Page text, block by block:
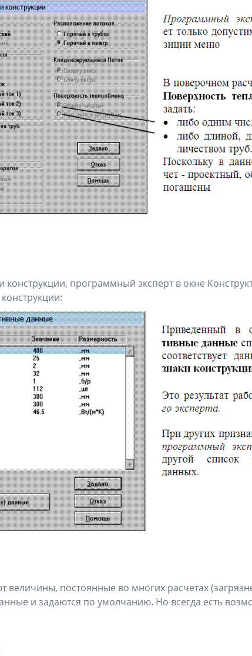
программный эксперт в окне
величины, постоянные во многих расчетах
и задаются по умолчанию. Но всегда есть